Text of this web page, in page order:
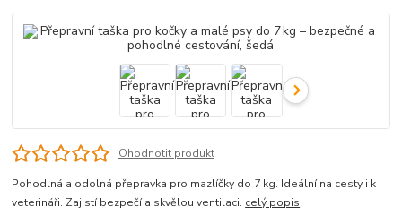
Ohodnotit produkt
Pohodlná a odolná přepravka pro mazlíčky do 7 kg. Ideální na cesty i k
veterináři. Zajistí bezpečí a skvělou ventilaci. celý popis